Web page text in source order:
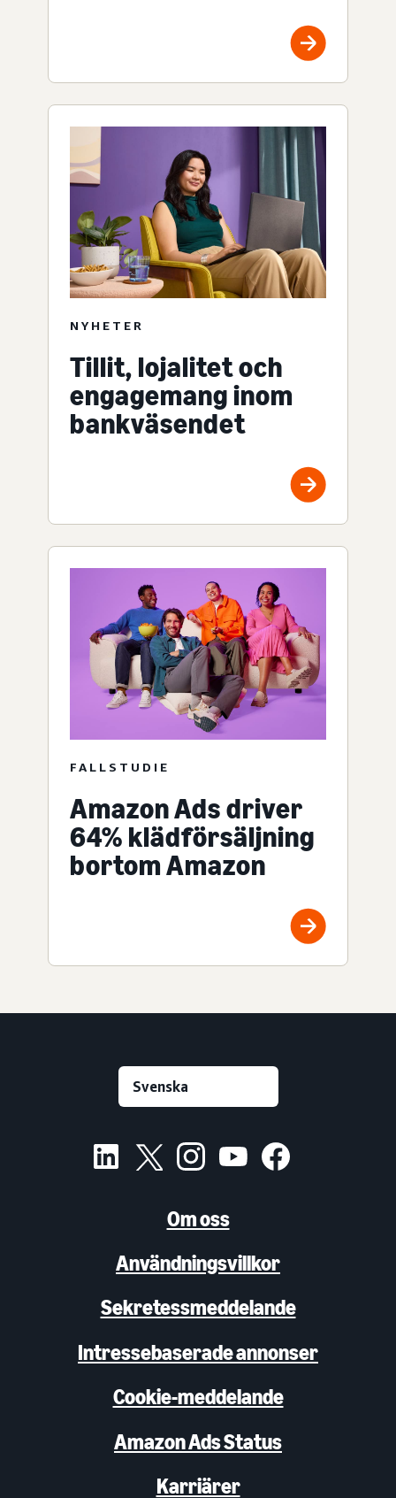
NYHETER
Tillit, lojalitet och
engagemang inom
bankväsendet
FALLSTUDIE
Amazon Ads driver
64% klädförsäljning
bortom Amazon
Om oss
Användningsvillkor
Sekretessmeddelande
Intressebaserade annonser
Cookie-meddelande
Amazon Ads Status
Karriärer